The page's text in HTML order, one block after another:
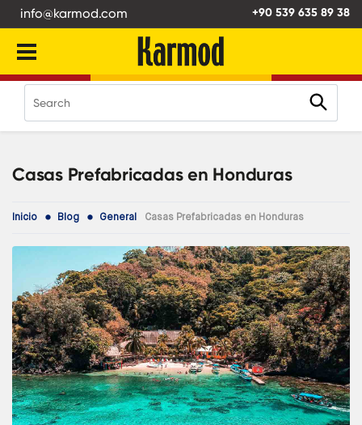
info@karmod.com +90 539 635 89 38
Casas Prefabricadas en Honduras
Inicio Blog General Casas Prefabricadas en Honduras